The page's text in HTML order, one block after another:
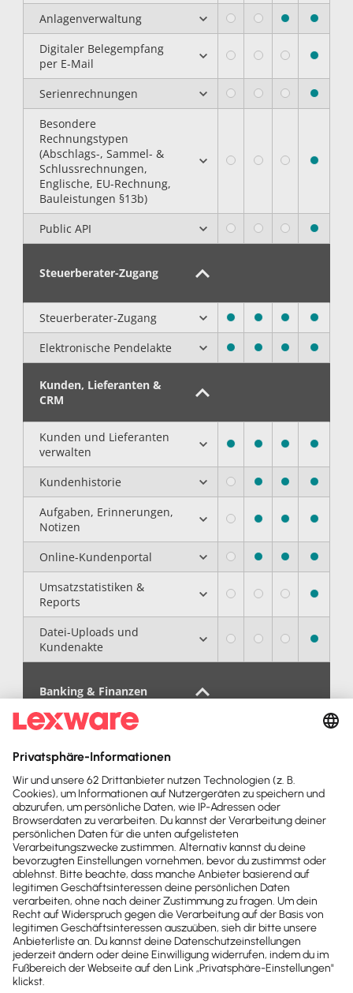
Anlagenverwaltung
Digitaler Belegempfang
per E-Mail
Serienrechnungen
Besondere
Rechnungstypen
(Abschlags-, Sammel- &
Schlussrechnungen,
Englische, EU-Rechnung,
Bauleistungen §13b)
Public API
Steuerberater-Zugang
Steuerberater-Zugang
Elektronische Pendelakte
Kunden, Lieferanten &
CRM
Kunden und Lieferanten
verwalten
Kundenhistorie
Aufgaben, Erinnerungen,
Notizen
Online-Kundenportal
Umsatzstatistiken &
Reports
Datei-Uploads und
Kundenakte
Banking & Finanzen
Automatischer
Zahlungsabgleich für
Belege
Bezahlung offener
Rechnungen
(Überweisungen)
Planung & Prognose
Haben Sie Mitarbeiter,
die Sie mit Lexware Office
abrechnen möchten?